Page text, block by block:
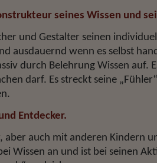
seines Wissen und
und Gestalter seinen
ausdauernd wenn es selbst
durch Belehrung Wissen auf.
darf. Es streckt seine
Entdecker.
aber auch mit anderen Kindern
Wissen an und ist bei seinen